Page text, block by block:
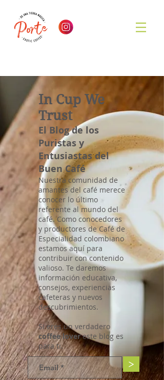
In Cup We
Trust
El Blog de los
Puristas y
Entusiastas del
Buen Café
Nuestra comunidad de
amantes del café merece
conocer lo último
referente al mundo del
café. Como conocedores
y productores de Café de
Especialidad colombiano
estamos aquí para
contribuir con contenido
valioso. Te daremos
información educativa,
consejos, experiencias
cafeteras y nuevos
descubrimientos.
Si eres un verdadero
coffee lovereste blog es
para ti.
>